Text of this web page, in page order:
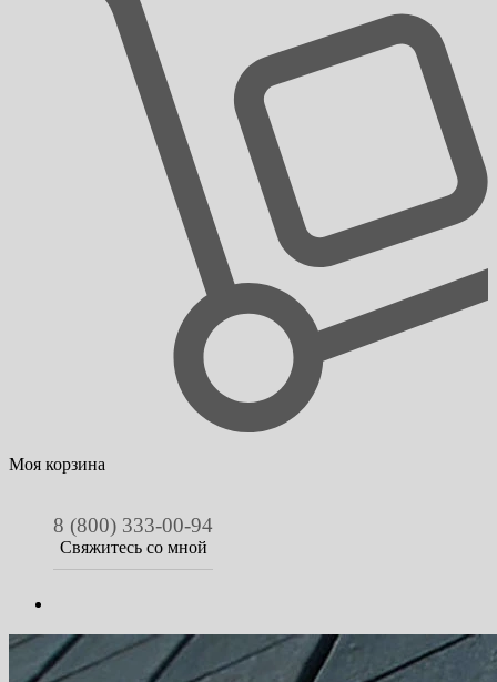
Моя корзина
8 (800) 333-00-94
Свяжитесь со мной